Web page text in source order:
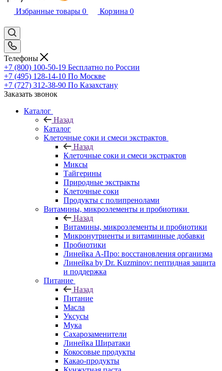
Избранные товары 0 Корзина 0
Телефоны
+7 (800) 100-50-19 Бесплатно по России
+7 (495) 128-14-10 По Москве
+7 (727) 312-38-90 По Казахстану
Заказать звонок
Каталог
Назад
Каталог
Клеточные соки и смеси экстрактов
Назад
Клеточные соки и смеси экстрактов
Миксы
Тайгерины
Природные экстракты
Клеточные соки
Продукты с полипренолами
Витамины, микроэлементы и пробиотики
Назад
Витамины, микроэлементы и пробиотики
Микронутриенты и витаминные добавки
Пробиотики
Линейка А-Про: восстановления организма
Линейка by Dr. Kuzminov: пептидная защита
и поддержка
Питание
Назад
Питание
Масла
Уксусы
Мука
Сахарозаменители
Линейка Ширатаки
Кокосовые продукты
Какао-продукты